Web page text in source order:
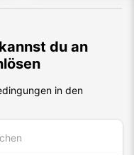
du an
in den